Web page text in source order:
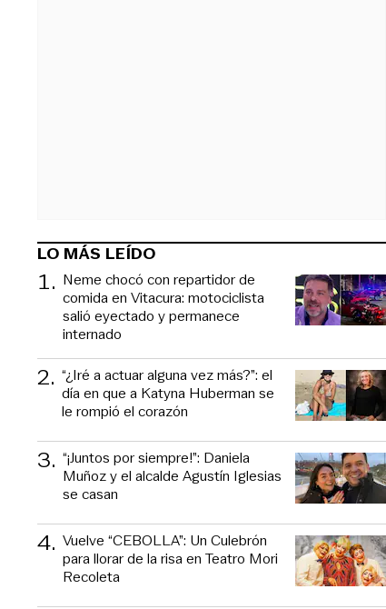
LO MÁS LEÍDO
1. Neme chocó con repartidor de
comida en Vitacura: motociclista
salió eyectado y permanece
internado
2. “¿Iré a actuar alguna vez más?”: el
día en que a Katyna Huberman se
le rompió el corazón
3. “¡Juntos por siempre!”: Daniela
Muñoz y el alcalde Agustín Iglesias
se casan
4. Vuelve “CEBOLLA”: Un Culebrón
para llorar de la risa en Teatro Mori
Recoleta